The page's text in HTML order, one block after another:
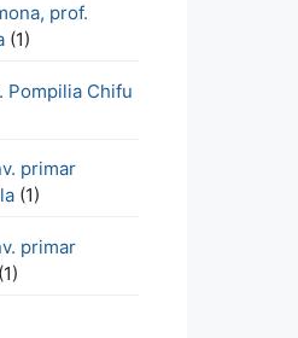
prof.
(1)
Pompilia Chifu
primar
(1)
primar
(1)